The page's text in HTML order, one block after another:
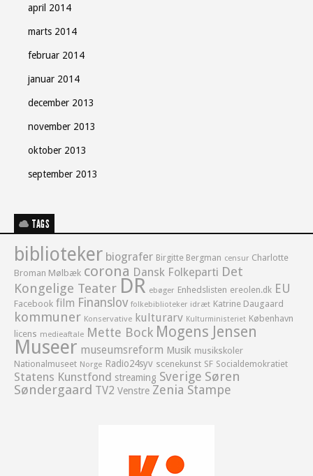
april 2014
marts 2014
februar 2014
januar 2014
december 2013
november 2013
oktober 2013
september 2013
TAGS
biblioteker biografer Birgitte Bergman censur Charlotte
Broman Mølbæk corona Dansk Folkeparti Det
Kongelige Teater DR ebøger Enhedslisten ereolen.dk EU
Facebook film Finanslov folkebiblioteker idræt Katrine Daugaard
kommuner Konservative kulturarv Kulturministeriet København
licens medieaftale Mette Bock Mogens Jensen
Museer museumsreform Musik musikskoler
Nationalmuseet Norge Radio24syv scenekunst SF Socialdemokratiet
Statens Kunstfond streaming Sverige Søren
Søndergaard TV2 Venstre Zenia Stampe